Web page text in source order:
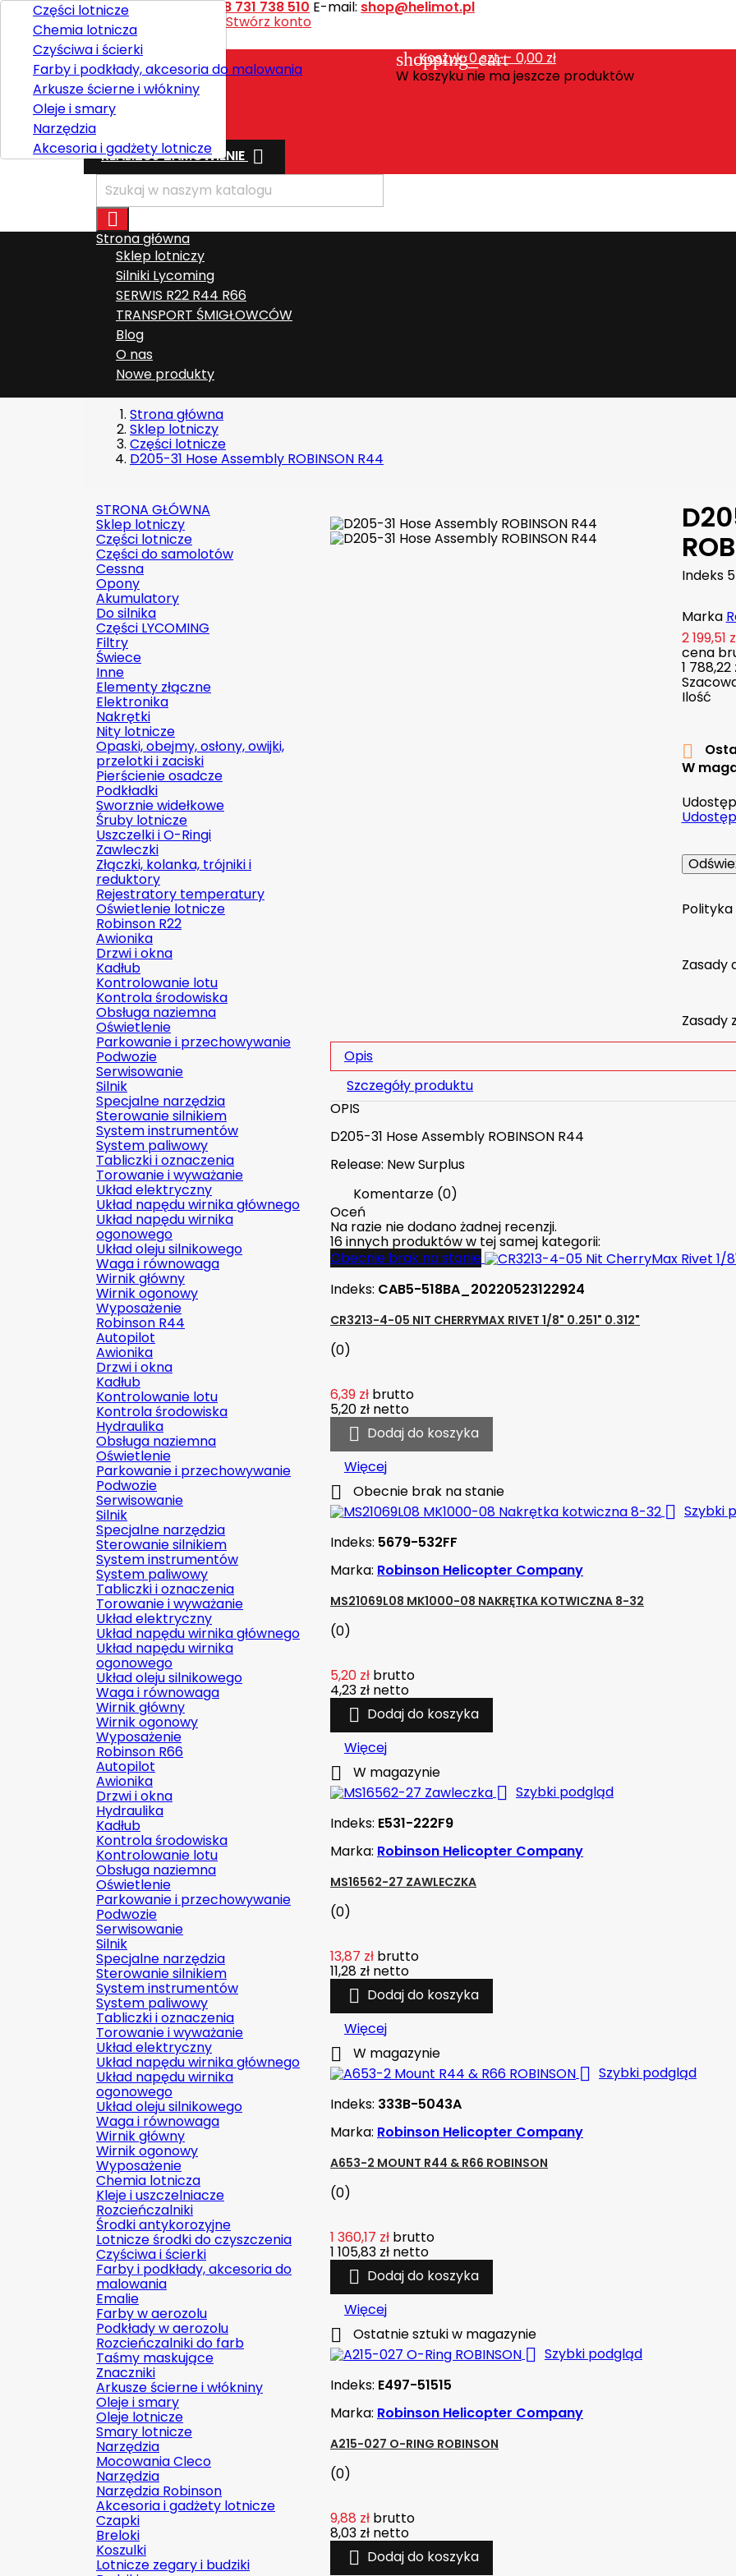
KontaktTelefon:+48 731 738 510 E-mail: shop@helimot.pl
Witaj,
Stwórz konto
Polski
shopping_cart
Koszyk:0szt. - 0,00 zł
W koszyku nie ma jeszcze produktów
Wysyłka
Razem
REALIZUJ ZAMÓWIENIE 

Strona główna
Sklep lotniczy
Części lotnicze
Chemia lotnicza
Czyściwa i ścierki
Farby i podkłady, akcesoria do malowania
Arkusze ścierne i włókniny
Oleje i smary
Narzędzia
Akcesoria i gadżety lotnicze
Silniki Lycoming
SERWIS R22 R44 R66
TRANSPORT ŚMIGŁOWCÓW
Blog
O nas
Nowe produkty
Strona główna
Sklep lotniczy
Części lotnicze
D205-31 Hose Assembly ROBINSON R44
STRONA GŁÓWNA
Sklep lotniczy
Części lotnicze
Części do samolotów
Cessna
Opony
Akumulatory
Do silnika
Części LYCOMING
Filtry
Świece
Inne
Elementy złączne
Elektronika
Nakrętki
Nity lotnicze
Opaski, obejmy, osłony, owijki,
przelotki i zaciski
Pierścienie osadcze
Podkładki
Sworznie widełkowe
Śruby lotnicze
Uszczelki i O-Ringi
Zawleczki
Złączki, kolanka, trójniki i
reduktory
Rejestratory temperatury
Oświetlenie lotnicze
Robinson R22
Awionika
Drzwi i okna
Kadłub
Kontrolowanie lotu
Kontrola środowiska
Obsługa naziemna
Oświetlenie
Parkowanie i przechowywanie
Podwozie
Serwisowanie
Silnik
Specjalne narzędzia
Sterowanie silnikiem
System instrumentów
System paliwowy
Tabliczki i oznaczenia
Torowanie i wyważanie
Układ elektryczny
Układ napędu wirnika głównego
Układ napędu wirnika
ogonowego
Układ oleju silnikowego
Waga i równowaga
Wirnik główny
Wirnik ogonowy
Wyposażenie
Robinson R44
Autopilot
Awionika
Drzwi i okna
Kadłub
Kontrolowanie lotu
Kontrola środowiska
Hydraulika
Obsługa naziemna
Oświetlenie
Parkowanie i przechowywanie
Podwozie
Serwisowanie
Silnik
Specjalne narzędzia
Sterowanie silnikiem
System instrumentów
System paliwowy
Tabliczki i oznaczenia
Torowanie i wyważanie
Układ elektryczny
Układ napędu wirnika głównego
Układ napędu wirnika
ogonowego
Układ oleju silnikowego
Waga i równowaga
Wirnik główny
Wirnik ogonowy
Wyposażenie
Robinson R66
Autopilot
Awionika
Drzwi i okna
Hydraulika
Kadłub
Kontrola środowiska
Kontrolowanie lotu
Obsługa naziemna
Oświetlenie
Parkowanie i przechowywanie
Podwozie
Serwisowanie
Silnik
Specjalne narzędzia
Sterowanie silnikiem
System instrumentów
System paliwowy
Tabliczki i oznaczenia
Torowanie i wyważanie
Układ elektryczny
Układ napędu wirnika głównego
Układ napędu wirnika
ogonowego
Układ oleju silnikowego
Waga i równowaga
Wirnik główny
Wirnik ogonowy
Wyposażenie
Chemia lotnicza
Kleje i uszczelniacze
Rozcieńczalniki
Środki antykorozyjne
Lotnicze środki do czyszczenia
Czyściwa i ścierki
Farby i podkłady, akcesoria do
malowania
Emalie
Farby w aerozolu
Podkłady w aerozolu
Rozcieńczalniki do farb
Taśmy maskujące
Znaczniki
Arkusze ścierne i włókniny
Oleje i smary
Oleje lotnicze
Smary lotnicze
Narzędzia
Mocowania Cleco
Narzędzia
Narzędzia Robinson
Akcesoria i gadżety lotnicze
Czapki
Breloki
Koszulki
Lotnicze zegary i budziki
Indeks
Marka
2 199,51
cena
1 788,22
Ilość

W
Zasady
Zasady
Opis
Szczegóły produktu
OPIS
D205-31 Hose Assembly ROBINSON R44
Release: New Surplus
Komentarze (0)
Oceń
Na razie nie dodano żadnej recenzji.
16 innych produktów w tej samej kategorii:
Obecnie brak na stanie
Indeks: CAB5-518BA_20220523122924
CR3213-4-05 NIT CHERRYMAX RIVET 1/8" 0.251" 0.312"
(0)
6,39 zł brutto
5,20 zł netto
 Dodaj do koszyka
Więcej
 Obecnie brak na stanie
 Szybki
Indeks: 5679-532FF
Marka: Robinson Helicopter Company
MS21069L08 MK1000-08 NAKRĘTKA KOTWICZNA 8-32
(0)
5,20 zł brutto
4,23 zł netto
 Dodaj do koszyka
Więcej
 W magazynie
 Szybki podgląd
Indeks: E531-222F9
Marka: Robinson Helicopter Company
MS16562-27 ZAWLECZKA
(0)
13,87 zł brutto
11,28 zł netto
 Dodaj do koszyka
Więcej
 W magazynie
 Szybki podgląd
Indeks: 333B-5043A
Marka: Robinson Helicopter Company
A653-2 MOUNT R44 & R66 ROBINSON
(0)
1 360,17 zł brutto
1 105,83 zł netto
 Dodaj do koszyka
Więcej
 Ostatnie sztuki w magazynie
 Szybki podgląd
Indeks: E497-51515
Marka: Robinson Helicopter Company
A215-027 O-RING ROBINSON
(0)
9,88 zł brutto
8,03 zł netto
 Dodaj do koszyka